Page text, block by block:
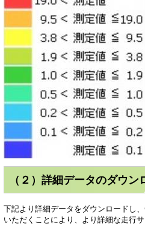
（２）詳細データのダウン
下記より詳細データをダウンロードし
いただくことにより、より詳細な走行